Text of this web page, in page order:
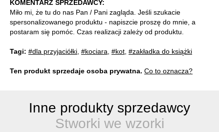
KOMENTARZ SPRZEDAWCY:
Miło mi, że tu do nas Pan / Pani zagląda. Jeśli szukacie
spersonalizowanego produktu - napiszcie proszę do mnie, a
postaram się pomóc. Czas realizacji zależy od produktu.
Tagi: #dla przyjaciółki #kociara #kot #zakładka do książki
Ten produkt sprzedaje osoba prywatna. Co to oznacza?
Inne produkty sprzedawcy
Stworki we wzorki